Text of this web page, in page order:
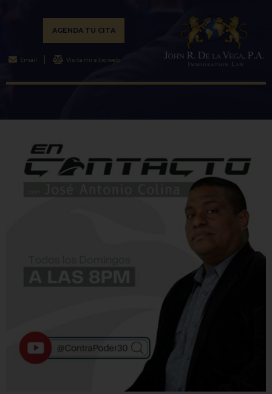
AGENDA TU CITA
Email Visita mi sitio web